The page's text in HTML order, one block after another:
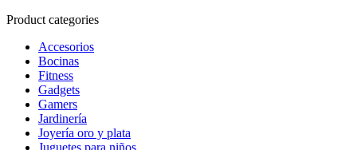
Product categories
Accesorios
Bocinas
Fitness
Gadgets
Gamers
Jardinería
Joyería oro y plata
Juguetes para niños